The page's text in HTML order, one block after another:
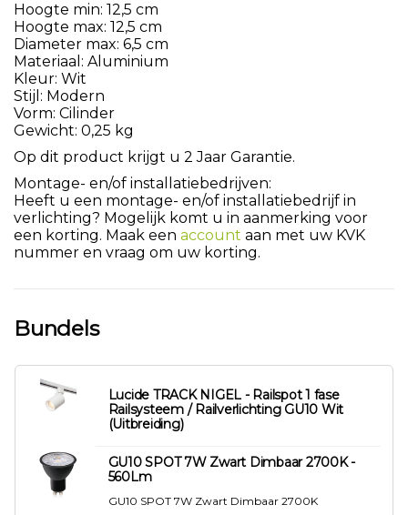
Hoogte min: 12,5 cm
Hoogte max: 12,5 cm
Diameter max: 6,5 cm
Materiaal: Aluminium
Kleur: Wit
Stijl: Modern
Vorm: Cilinder
Gewicht: 0,25 kg
Op dit product krijgt u 2 Jaar Garantie.
Montage- en/of installatiebedrijven:
Heeft u een montage- en/of installatiebedrijf in
verlichting? Mogelijk komt u in aanmerking voor
een korting. Maak een account aan met uw KVK
nummer en vraag om uw korting.
Bundels
Lucide TRACK NIGEL - Railspot 1 fase
Railsysteem / Railverlichting GU10 Wit
(Uitbreiding)
GU10 SPOT 7W Zwart Dimbaar 2700K -
560Lm
GU10 SPOT 7W Zwart Dimbaar 2700K